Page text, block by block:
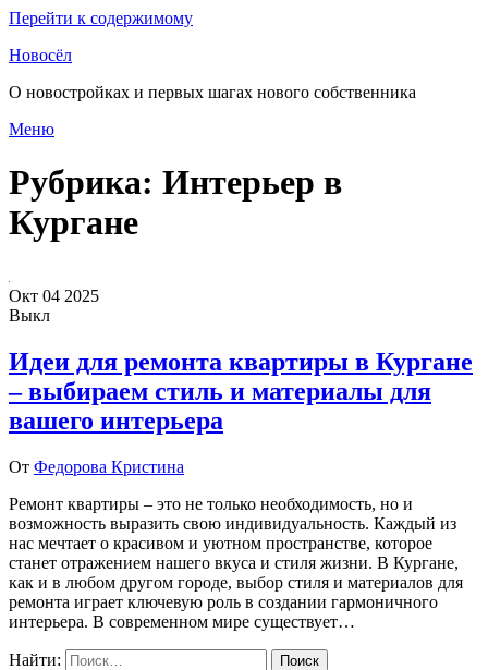
Перейти к содержимому
Новосёл
О новостройках и первых шагах нового собственника
Меню
Рубрика: Интерьер в
Кургане
Окт 04 2025
Выкл
Идеи для ремонта квартиры в Кургане
– выбираем стиль и материалы для
вашего интерьера
От Федорова Кристина
Ремонт квартиры – это не только необходимость, но и
возможность выразить свою индивидуальность. Каждый из
нас мечтает о красивом и уютном пространстве, которое
станет отражением нашего вкуса и стиля жизни. В Кургане,
как и в любом другом городе, выбор стиля и материалов для
ремонта играет ключевую роль в создании гармоничного
интерьера. В современном мире существует…
Найти: